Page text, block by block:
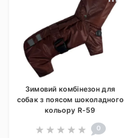
Зимовий комбінезон для
собак з поясом шоколадного
кольору R-59
0